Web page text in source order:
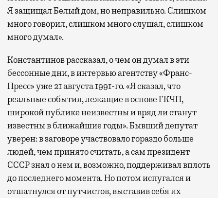
Я защищал Белый дом, но неправильно. Слишком
много говорил, слишком много слушал, слишком
много думал».
Константинов рассказал, о чем он думал в эти
бессонные дни, в интервью агентству «Франс-
Пресс» уже 21 августа 1991-го. «Я сказал, что
реальные события, лежащие в основе ГКЧП,
широкой публике неизвестны и вряд ли станут
известны в ближайшие годы». Бывший депутат
уверен: в заговоре участвовало гораздо больше
людей, чем принято считать, а сам президент
СССР знал о нем и, возможно, поддерживал вплоть
до последнего момента. Но потом испугался и
отшатнулся от путчистов, выставив себя их